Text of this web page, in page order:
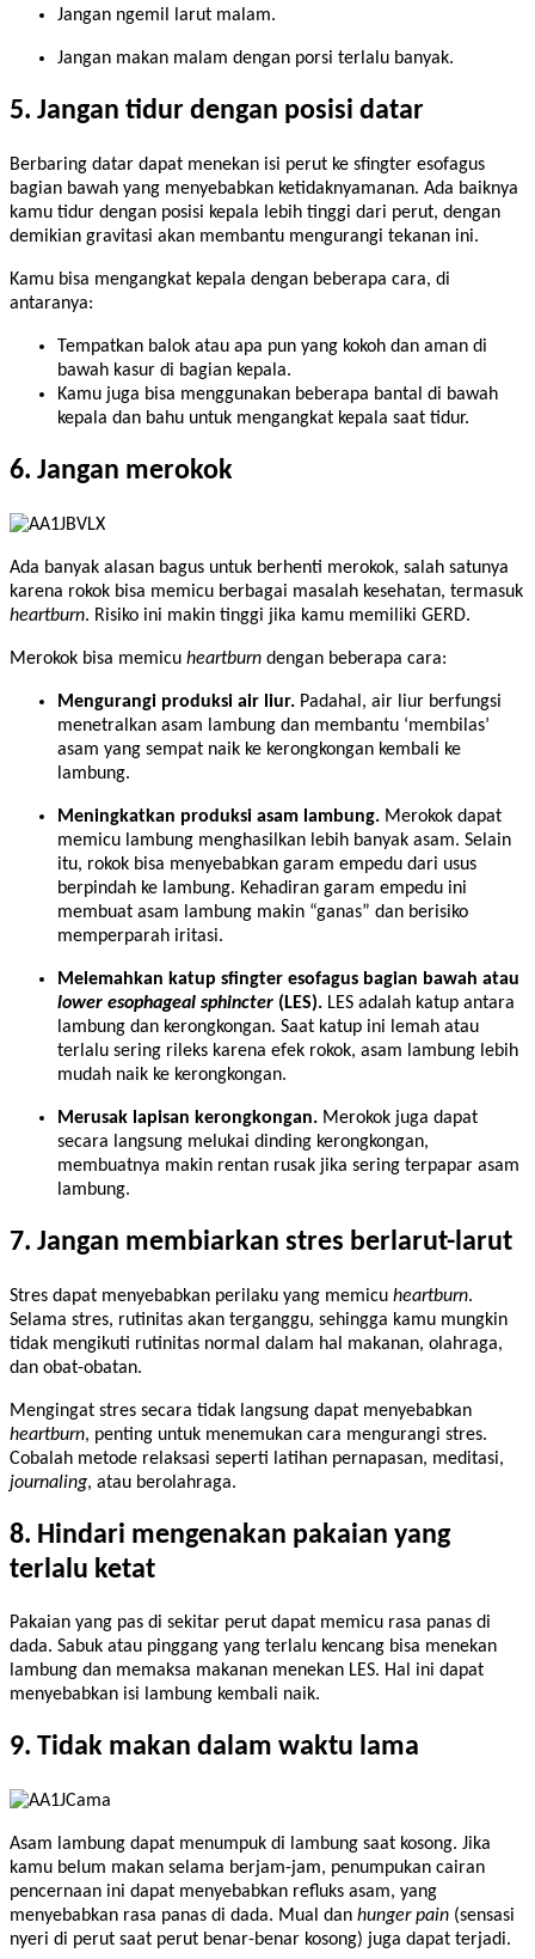
Jangan ngemil larut malam.
Jangan makan malam dengan porsi terlalu banyak.
5. Jangan tidur dengan posisi datar
Berbaring datar dapat menekan isi perut ke sfingter esofagus
bagian bawah yang menyebabkan ketidaknyamanan. Ada baiknya
kamu tidur dengan posisi kepala lebih tinggi dari perut, dengan
demikian gravitasi akan membantu mengurangi tekanan ini.
Kamu bisa mengangkat kepala dengan beberapa cara, di
antaranya:
Tempatkan balok atau apa pun yang kokoh dan aman di
bawah kasur di bagian kepala.
Kamu juga bisa menggunakan beberapa bantal di bawah
kepala dan bahu untuk mengangkat kepala saat tidur.
6. Jangan merokok
Ada banyak alasan bagus untuk berhenti merokok, salah satunya
karena rokok bisa memicu berbagai masalah kesehatan, termasuk
heartburn. Risiko ini makin tinggi jika kamu memiliki GERD.
Merokok bisa memicu heartburn dengan beberapa cara:
Mengurangi produksi air liur. Padahal, air liur berfungsi
menetralkan asam lambung dan membantu ‘membilas’
asam yang sempat naik ke kerongkongan kembali ke
lambung.
Meningkatkan produksi asam lambung. Merokok dapat
memicu lambung menghasilkan lebih banyak asam. Selain
itu, rokok bisa menyebabkan garam empedu dari usus
berpindah ke lambung. Kehadiran garam empedu ini
membuat asam lambung makin “ganas” dan berisiko
memperparah iritasi.
Melemahkan katup sfingter esofagus bagian bawah atau
lower esophageal sphincter (LES). LES adalah katup antara
lambung dan kerongkongan. Saat katup ini lemah atau
terlalu sering rileks karena efek rokok, asam lambung lebih
mudah naik ke kerongkongan.
Merusak lapisan kerongkongan. Merokok juga dapat
secara langsung melukai dinding kerongkongan,
membuatnya makin rentan rusak jika sering terpapar asam
lambung.
7. Jangan membiarkan stres berlarut-larut
Stres dapat menyebabkan perilaku yang memicu heartburn.
Selama stres, rutinitas akan terganggu, sehingga kamu mungkin
tidak mengikuti rutinitas normal dalam hal makanan, olahraga,
dan obat-obatan.
Mengingat stres secara tidak langsung dapat menyebabkan
heartburn, penting untuk menemukan cara mengurangi stres.
Cobalah metode relaksasi seperti latihan pernapasan, meditasi,
journaling, atau berolahraga.​
8. Hindari mengenakan pakaian yang
terlalu ketat
Pakaian yang pas di sekitar perut dapat memicu rasa panas di
dada. Sabuk atau pinggang yang terlalu kencang bisa menekan
lambung dan memaksa makanan menekan LES. Hal ini dapat
menyebabkan isi lambung kembali naik.
9. Tidak makan dalam waktu lama
Asam lambung dapat menumpuk di lambung saat kosong. Jika
kamu belum makan selama berjam-jam, penumpukan cairan
pencernaan ini dapat menyebabkan refluks asam, yang
menyebabkan rasa panas di dada. Mual dan hunger pain (sensasi
nyeri di perut saat perut benar-benar kosong) juga dapat terjadi.